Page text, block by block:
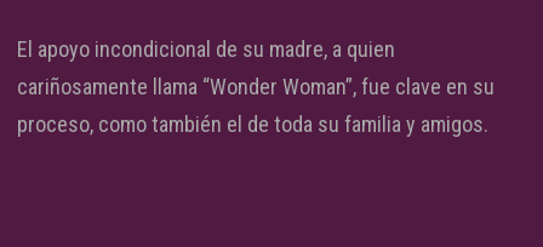
El apoyo incondicional de su madre, a quien
cariñosamente llama “Wonder Woman”, fue clave en su
proceso, como también el de toda su familia y amigos.